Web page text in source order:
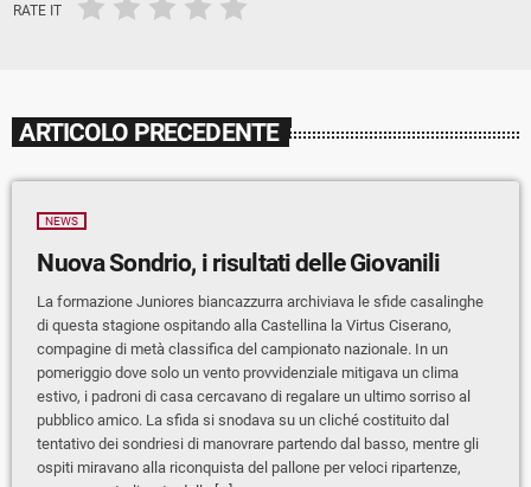
RATE IT
ARTICOLO PRECEDENTE
NEWS
Nuova Sondrio, i risultati delle Giovanili
La formazione Juniores biancazzurra archiviava le sfide casalinghe
di questa stagione ospitando alla Castellina la Virtus Ciserano,
compagine di metà classifica del campionato nazionale. In un
pomeriggio dove solo un vento provvidenziale mitigava un clima
estivo, i padroni di casa cercavano di regalare un ultimo sorriso al
pubblico amico. La sfida si snodava su un cliché costituito dal
tentativo dei sondriesi di manovrare partendo dal basso, mentre gli
ospiti miravano alla riconquista del pallone per veloci ripartenze,